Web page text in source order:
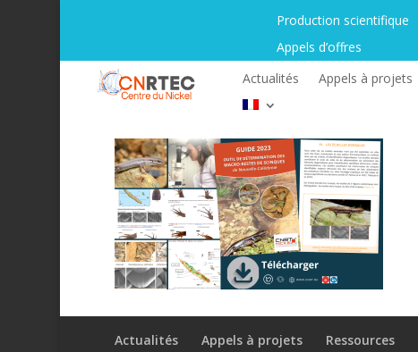
Production scientifique
Appels d’offres
Actualités
Appels à projets
Actualités Appels à projets Ressources